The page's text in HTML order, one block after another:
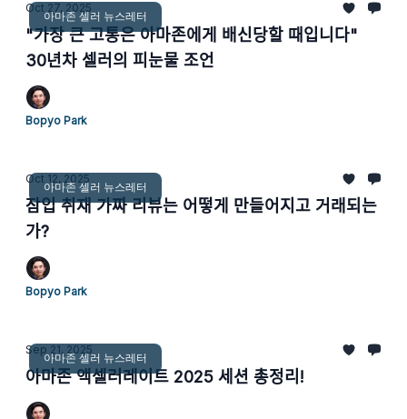
아마존 셀러 뉴스레터
Oct 27, 2025
"가장 큰 고통은 아마존에게 배신당할 때입니다"
30년차 셀러의 피눈물 조언
Bopyo Park
아마존 셀러 뉴스레터
Oct 12, 2025
잠입 취재 가짜 리뷰는 어떻게 만들어지고 거래되는
가?
Bopyo Park
아마존 셀러 뉴스레터
Sep 21, 2025
아마존 액셀러레이트 2025 세션 총정리!